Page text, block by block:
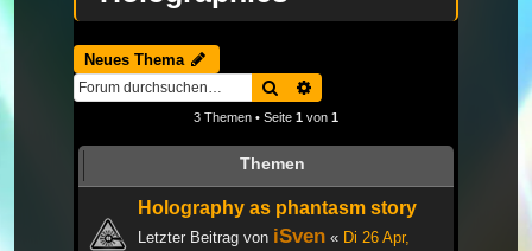
Neues Thema
Suche
3 Themen • Seite 1 von 1
Themen
Holography as phantasm story
Letzter Beitrag von iSven « Di 26 Apr,